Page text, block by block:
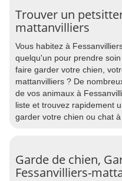
Trouver un
mattanvilliers
Vous habitez à
quelqu'un pour prendre
faire garder votre chien,
mattanvilliers ? De
de vos animaux à
liste et trouvez rapidement
garder votre chien ou chat
Garde de chien,
Fessanvilliers-